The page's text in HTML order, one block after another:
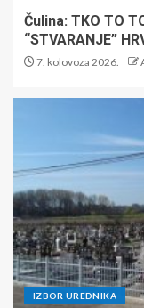
Čulina: TKO TO
“STVARANJE”
7. kolovoza 2026.
IZBOR UREDNIKA